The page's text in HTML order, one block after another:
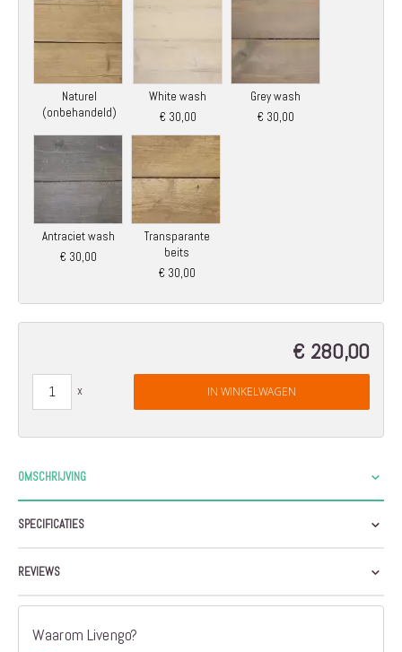
Naturel
(onbehandeld)
White wash
€ 30,00
Grey wash
€ 30,00
Antraciet wash
€ 30,00
Transparante
beits
€ 30,00
€ 280,00
IN WINKELWAGEN
OMSCHRIJVING
SPECIFICATIES
REVIEWS
Waarom Livengo?